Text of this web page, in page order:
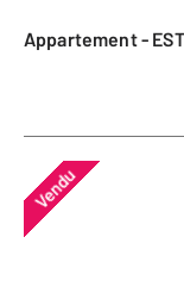
Appartement -
Vendu